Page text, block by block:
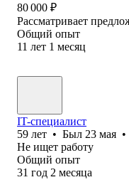
80 000 ₽
Рассматривает
Общий опыт
11 лет 1 месяц
IT-специалист
59 лет • Был 23 мая •
Не ищет работу
Общий опыт
31 год 2 месяца